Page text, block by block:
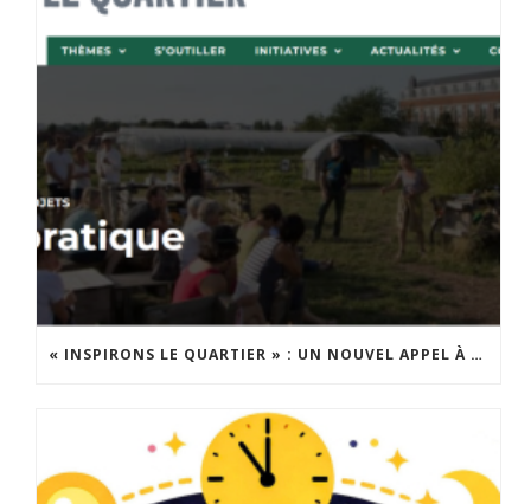
« INSPIRONS LE QUARTIER » : UN NOUVEL APPEL À PROJETS EST LANCÉ !